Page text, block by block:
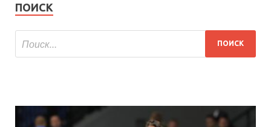
ПОИСК